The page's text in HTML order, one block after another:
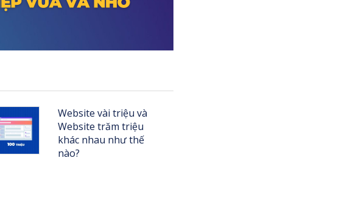
Website vài triệu và
Website trăm triệu
khác nhau như thế
nào?